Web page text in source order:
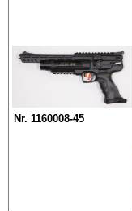
Nr. 1160008-45